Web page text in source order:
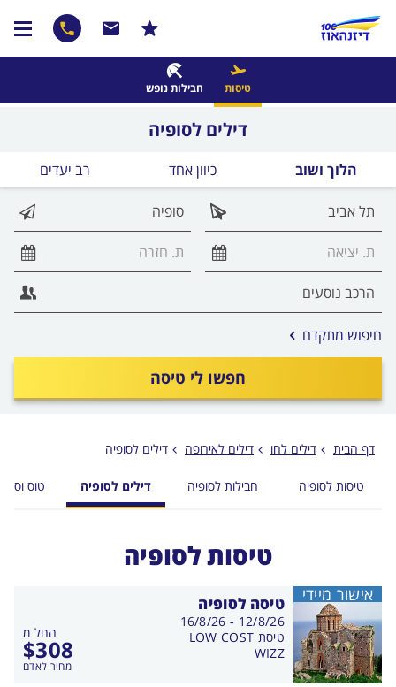
טיסות חבילות נופש
דילים לסופיה
הלוך ושוב כיוון אחד רב יעדים
חפשו לי טיסה
חיפוש מתקדם אפשרויות
החיפוש
לפני
דף הבית דילים לחו דילים לאירופה דילים לסופיה
טיסות לסופיה חבילות לסופיה דילים לסופיה טוס וסע
טיסות לסופיה
טיסה לסופיה
החל מ
$308
מחיר לאדם
בין
התאריכים,
12/8/26
-
16/8/26
טיסת LOW COST
WIZZ
אישור מיידי